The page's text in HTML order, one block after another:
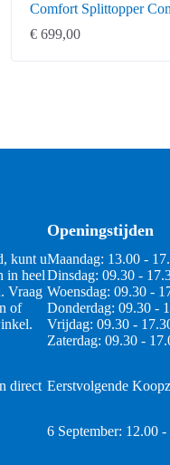
Comfort Splittopper
€ 699,00
kunt u
in heel
Vraag
of
direct
Openingstijden
Maandag: 13.00 -
Dinsdag: 09.30 -
Woensdag: 09.30 -
Donderdag: 09.30 -
Vrijdag: 09.30 -
Zaterdag: 09.30 -
Eerstvolgende
6 September: 12.00